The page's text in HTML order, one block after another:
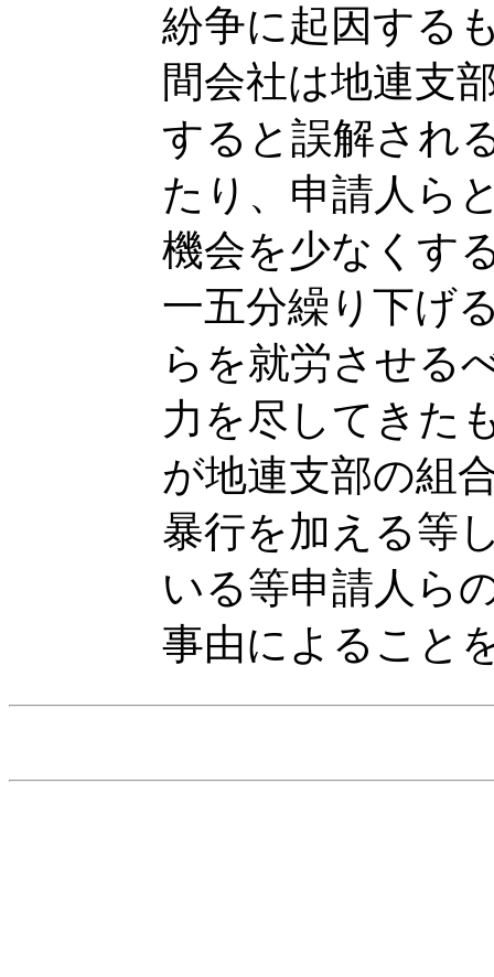
紛争に起因する
間会社は地連支
すると誤解され
たり、申請人ら
機会を少なくす
一五分繰り下げ
らを就労させる
力を尽してきた
が地連支部の組
暴行を加える等
いる等申請人ら
事由によること